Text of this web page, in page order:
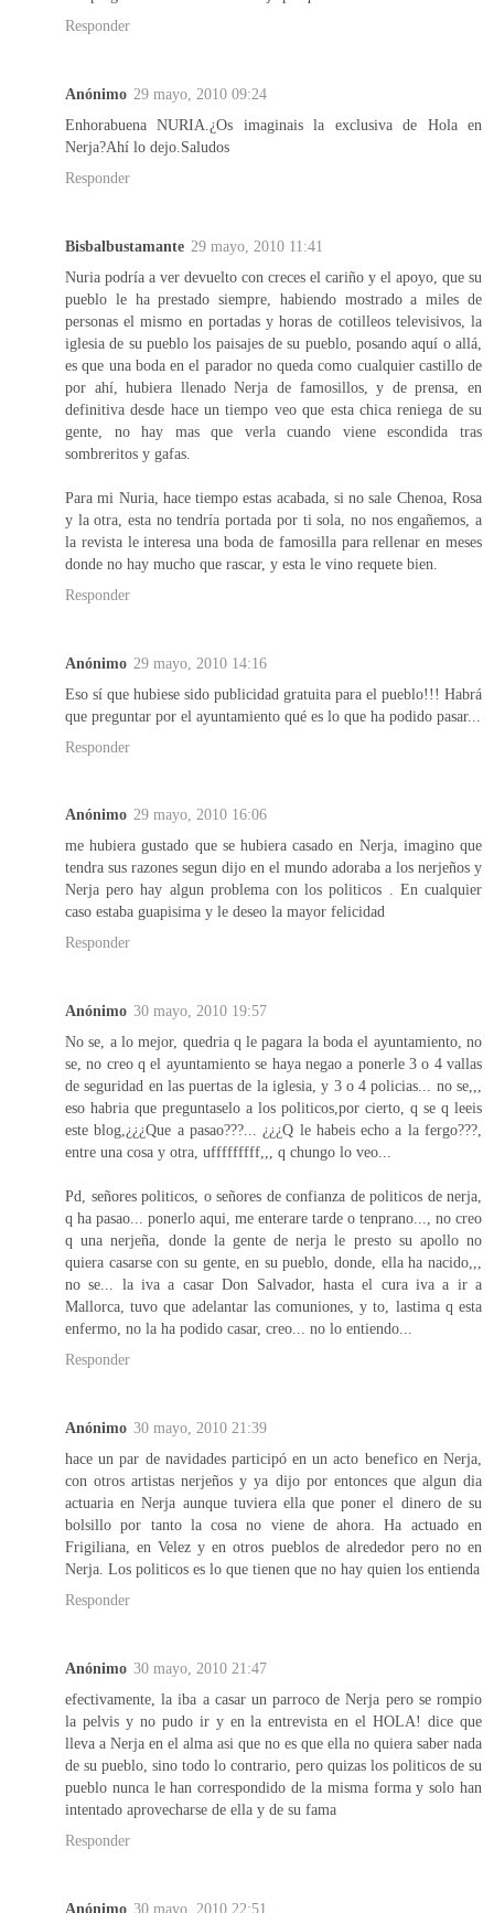
Responder
Anónimo 29 mayo, 2010 09:24
Enhorabuena NURIA.¿Os imaginais la exclusiva de Hola en
Nerja?Ahí lo dejo.Saludos
Responder
Bisbalbustamante 29 mayo, 2010 11:41
Nuria podría a ver devuelto con creces el cariño y el apoyo, que su
pueblo le ha prestado siempre, habiendo mostrado a miles de
personas el mismo en portadas y horas de cotilleos televisivos, la
iglesia de su pueblo los paisajes de su pueblo, posando aquí o allá,
es que una boda en el parador no queda como cualquier castillo de
por ahí, hubiera llenado Nerja de famosillos, y de prensa, en
definitiva desde hace un tiempo veo que esta chica reniega de su
gente, no hay mas que verla cuando viene escondida tras
sombreritos y gafas.
Para mi Nuria, hace tiempo estas acabada, si no sale Chenoa, Rosa
y la otra, esta no tendría portada por ti sola, no nos engañemos, a
la revista le interesa una boda de famosilla para rellenar en meses
donde no hay mucho que rascar, y esta le vino requete bien.
Responder
Anónimo 29 mayo, 2010 14:16
Eso sí que hubiese sido publicidad gratuita para el pueblo!!! Habrá
que preguntar por el ayuntamiento qué es lo que ha podido pasar...
Responder
Anónimo 29 mayo, 2010 16:06
me hubiera gustado que se hubiera casado en Nerja, imagino que
tendra sus razones segun dijo en el mundo adoraba a los nerjeños y
Nerja pero hay algun problema con los politicos . En cualquier
caso estaba guapisima y le deseo la mayor felicidad
Responder
Anónimo 30 mayo, 2010 19:57
No se, a lo mejor, quedria q le pagara la boda el ayuntamiento, no
se, no creo q el ayuntamiento se haya negao a ponerle 3 o 4 vallas
de seguridad en las puertas de la iglesia, y 3 o 4 policias... no se,,,
eso habria que preguntaselo a los politicos,por cierto, q se q leeis
este blog,¿¿¿Que a pasao???... ¿¿¿Q le habeis echo a la fergo???,
entre una cosa y otra, ufffffffff,,, q chungo lo veo...
Pd, señores politicos, o señores de confianza de politicos de nerja,
q ha pasao... ponerlo aqui, me enterare tarde o tenprano..., no creo
q una nerjeña, donde la gente de nerja le presto su apollo no
quiera casarse con su gente, en su pueblo, donde, ella ha nacido,,,
no se... la iva a casar Don Salvador, hasta el cura iva a ir a
Mallorca, tuvo que adelantar las comuniones, y to, lastima q esta
enfermo, no la ha podido casar, creo... no lo entiendo...
Responder
Anónimo 30 mayo, 2010 21:39
hace un par de navidades participó en un acto benefico en Nerja,
con otros artistas nerjeños y ya dijo por entonces que algun dia
actuaria en Nerja aunque tuviera ella que poner el dinero de su
bolsillo por tanto la cosa no viene de ahora. Ha actuado en
Frigiliana, en Velez y en otros pueblos de alrededor pero no en
Nerja. Los politicos es lo que tienen que no hay quien los entienda
Responder
Anónimo 30 mayo, 2010 21:47
efectivamente, la iba a casar un parroco de Nerja pero se rompio
la pelvis y no pudo ir y en la entrevista en el HOLA! dice que
lleva a Nerja en el alma asi que no es que ella no quiera saber nada
de su pueblo, sino todo lo contrario, pero quizas los politicos de su
pueblo nunca le han correspondido de la misma forma y solo han
intentado aprovecharse de ella y de su fama
Responder
Anónimo 30 mayo, 2010 22:51